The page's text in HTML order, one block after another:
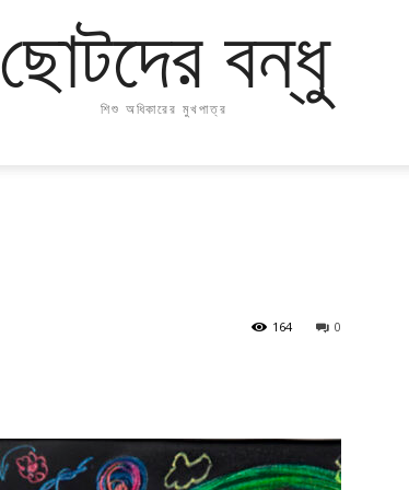
ছোটদের বন্ধু
শিশু অধিকারের মুখপাত্র
0
164